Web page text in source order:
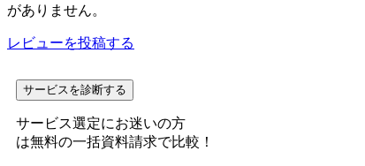
がありません。
レビューを投稿する
サービスを診断する
サービス選定にお迷いの方
は無料の一括資料請求で比較！